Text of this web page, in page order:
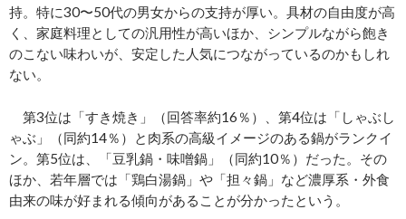
持。特に30〜50代の男女からの支持が厚い。具材の自由度が高
く、家庭料理としての汎用性が高いほか、シンプルながら飽き
のこない味わいが、安定した人気につながっているのかもしれ
ない。
第3位は「すき焼き」（回答率約16％）、第4位は「しゃぶし
ゃぶ」（同約14％）と肉系の高級イメージのある鍋がランクイ
ン。第5位は、「豆乳鍋・味噌鍋」（同約10％）だった。その
ほか、若年層では「鶏白湯鍋」や「担々鍋」など濃厚系・外食
由来の味が好まれる傾向があることが分かったという。